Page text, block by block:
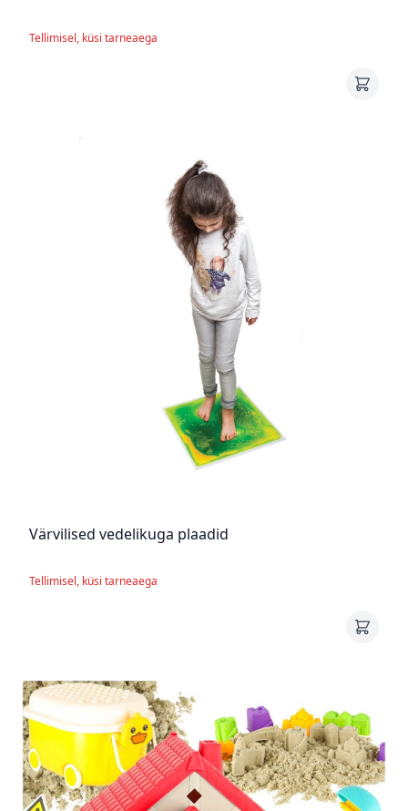
Tellimisel, küsi tarneaega
Värvilised vedelikuga plaadid
Tellimisel, küsi tarneaega